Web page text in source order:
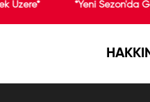
Üzere* *Yeni Sezon'da